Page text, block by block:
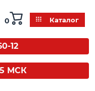
0 Каталог
12
МСК